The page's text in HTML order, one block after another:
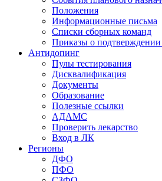
Положения
Информационные письма
Списки сборных команд
Приказы о
Антидопинг
Пулы тестирования
Дисквалификация
Документы
Образование
Полезные ссылки
АДАМС
Проверить лекарство
Вход в ЛК
Регионы
ДФО
ПФО